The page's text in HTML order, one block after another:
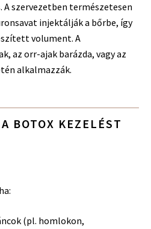
szervezetben természetesen
injektálják a bőrbe, így
volument. A
az orr-ajak barázda, vagy az
alkalmazzák.
BOTOX KEZELÉST
(pl. homlokon,